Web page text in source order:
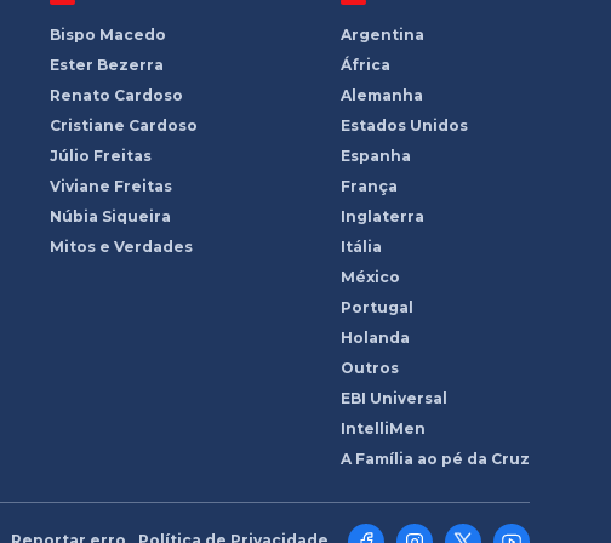
Bispo Macedo
Ester Bezerra
Renato Cardoso
Cristiane Cardoso
Júlio Freitas
Viviane Freitas
Núbia Siqueira
Mitos e Verdades
Argentina
África
Alemanha
Estados Unidos
Espanha
França
Inglaterra
Itália
México
Portugal
Holanda
Outros
EBI Universal
IntelliMen
A Família ao pé da Cruz